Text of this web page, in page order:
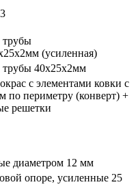
трубы
(усиленная)
40х25х2мм
с элементами ковки с
по периметру (конверт) +
решетки
диаметром 12 мм
опоре, усиленные 25